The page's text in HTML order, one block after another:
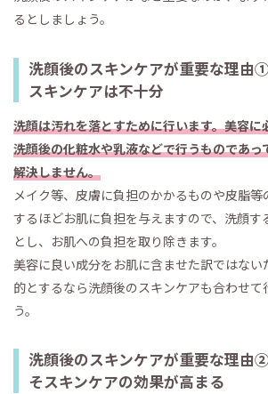
るとしましょう。
洗顔後のスキンケアが重要な理由
スキンケアは不十分
洗顔は汚れを落とすために行います。美容に
洗顔後の化粧水や乳液などで行うものであっ
解決しません。
メイク等、皮膚に負担のかかるものや皮脂
するほどお肌に負担を与えますので、洗顔す
とし、お肌への負担を取り除きます。
美容に良い成分をお肌に含ませた訳ではない
的とするなら洗顔後のスキンケアも合わせて
う。
洗顔後のスキンケアが重要な理由
そスキンケアの効果が高まる